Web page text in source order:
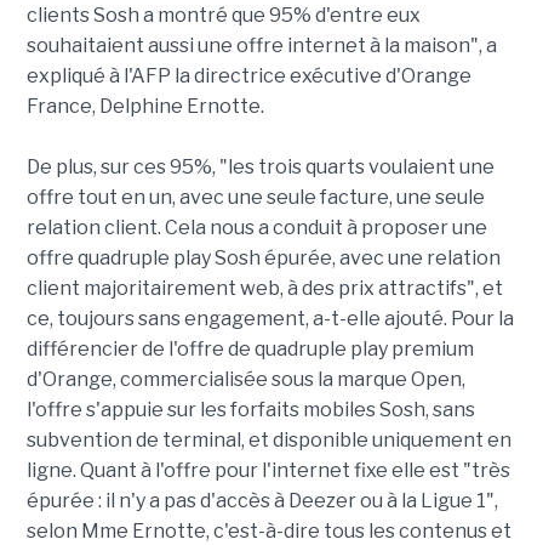
clients Sosh a montré que 95% d'entre eux
souhaitaient aussi une offre internet à la maison", a
expliqué à l'AFP la directrice exécutive d'Orange
France, Delphine Ernotte.
De plus, sur ces 95%, "les trois quarts voulaient une
offre tout en un, avec une seule facture, une seule
relation client. Cela nous a conduit à proposer une
offre quadruple play Sosh épurée, avec une relation
client majoritairement web, à des prix attractifs", et
ce, toujours sans engagement, a-t-elle ajouté. Pour la
différencier de l'offre de quadruple play premium
d'Orange, commercialisée sous la marque Open,
l'offre s'appuie sur les forfaits mobiles Sosh, sans
subvention de terminal, et disponible uniquement en
ligne. Quant à l'offre pour l'internet fixe elle est "très
épurée : il n'y a pas d'accès à Deezer ou à la Ligue 1",
selon Mme Ernotte, c'est-à-dire tous les contenus et